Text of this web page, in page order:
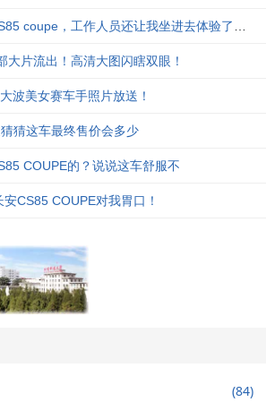
大片流出！高清大图闪瞎双眼！
波美女赛车手照片放送！
猜这车最终售价会多少
COUPE的？说说这车舒服不
CS85 COUPE对我胃口！
(84)